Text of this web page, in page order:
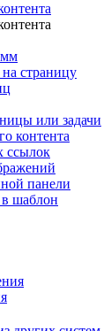
на страницу
или задачи
контента
ссылок
панели
в шаблон